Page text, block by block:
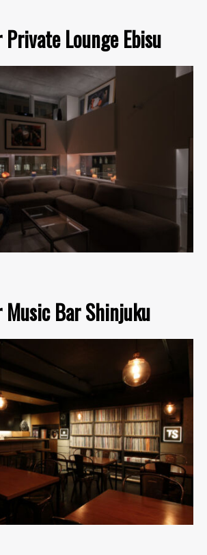
Lounge Ebisu
Music Bar Shinjuku